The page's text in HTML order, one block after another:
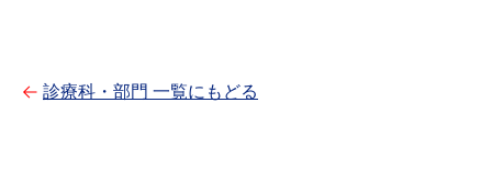
診療科・部門 一覧にもどる